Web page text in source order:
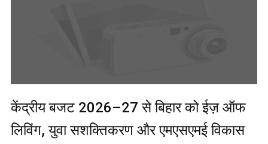
केंद्रीय बजट 2026–27 से बिहार को ईज़ ऑफ
लिविंग, युवा सशक्तिकरण और एमएसएमई विकास